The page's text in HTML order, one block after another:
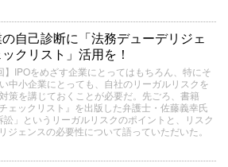
自己診断に「法務デューデリジェ
クリスト」活用を！
】IPOをめざす企業にとってはもちろん、特にそ
中小企業にとっても、自社のリーガルリスクを
策を講じておくことが必要だ。先ごろ、書籍
ェックリスト』を出版した弁護士・佐藤義幸氏
」というリーガルリスクのポイントと、リスク
ジェンスの必要性について語っていただいた。